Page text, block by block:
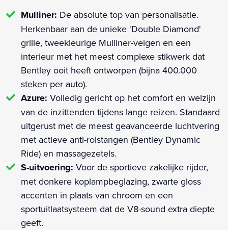
Mulliner: De absolute top van personalisatie.
Herkenbaar aan de unieke 'Double Diamond'
grille, tweekleurige Mulliner-velgen en een
interieur met het meest complexe stikwerk dat
Bentley ooit heeft ontworpen (bijna 400.000
steken per auto).
Azure: Volledig gericht op het comfort en welzijn
van de inzittenden tijdens lange reizen. Standaard
uitgerust met de meest geavanceerde luchtvering
met actieve anti-rolstangen (Bentley Dynamic
Ride) en massagezetels.
S-uitvoering: Voor de sportieve zakelijke rijder,
met donkere koplampbeglazing, zwarte gloss
accenten in plaats van chroom en een
sportuitlaatsysteem dat de V8-sound extra diepte
geeft.